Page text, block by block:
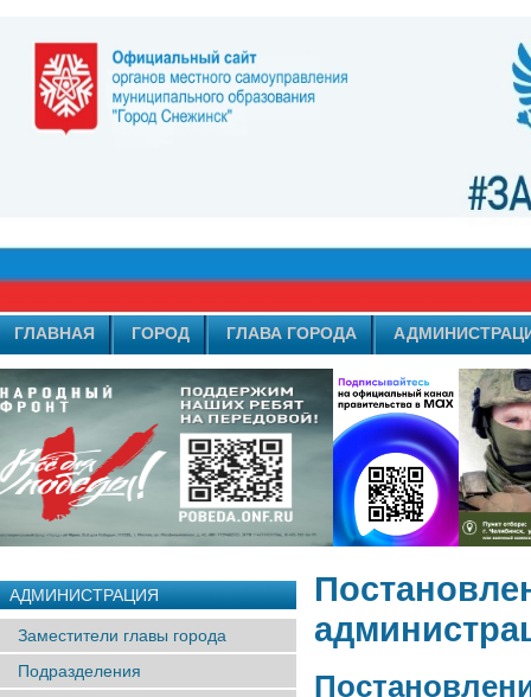
ГЛАВНАЯ ГОРОД ГЛАВА ГОРОДА
АДМИНИСТРАЦИЯ
Заместители главы города
Подразделения